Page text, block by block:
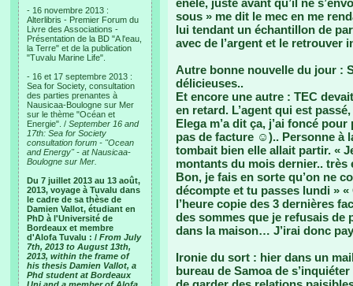
- 16 novembre 2013 :
Alterlibris - Premier Forum du
Livre des Associations -
Présentation de la BD "A l'eau,
la Terre" et de la publication
"Tuvalu Marine Life".
- 16 et 17 septembre 2013 :
Sea for Society, consultation
des parties prenantes à
Nausicaa-Boulogne sur Mer
sur le thème "Océan et
Energie". / September 16 and
17th: Sea for Society
consultation forum - "Ocean
and Energy" - at Nausicaa-
Boulogne sur Mer.
Du 7 juillet 2013 au 13 août,
2013, voyage à Tuvalu dans
le cadre de sa thèse de
Damien Vallot, étudiant en
PhD à l'Université de
Bordeaux et membre
d'Alofa Tuvalu : / From July
7th, 2013 to August 13th,
2013, within the frame of
his thesis Damien Vallot, a
Phd student at Bordeaux
enele, juste avant qu’il ne
sous » me dit le mec en me
lui tendant un échantillon de
avec de l’argent et le retrouver
Autre bonne nouvelle du jour :
délicieuses..
Et encore une autre : TEC
en retard. L’agent qui est
Elega m’a dit ça, j’ai foncé
pas de facture ☺).. Personne à
tombait bien elle allait partir. «
montants du mois dernier.. très
Bon, je fais en sorte qu’on ne
décompte et tu passes lundi »
l’heure copie des 3 dernières
des sommes que je refusais de
dans la maison… J’irai donc
Ironie du sort : hier dans un
bureau de Samoa de